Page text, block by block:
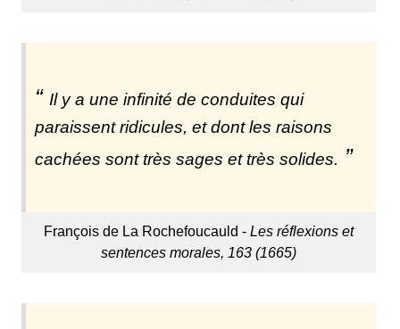
Il y a une infinité de conduites qui
paraissent ridicules, et dont les raisons
cachées sont très sages et très solides.
François de La Rochefoucauld - Les réflexions et
sentences morales, 163 (1665)